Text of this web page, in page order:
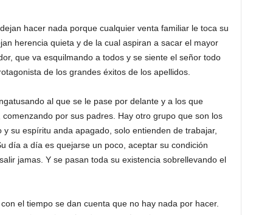
hacer nada porque cualquier venta familiar le toca su
herencia quieta y de la cual aspiran a sacar el mayor
que va esquilmando a todos y se siente el señor todo
de los grandes éxitos de los apellidos.
al que se le pase por delante y a los que
por sus padres. Hay otro grupo que son los
su espíritu anda apagado, solo entienden de trabajar,
día a día es quejarse un poco, aceptar su condición
jamas. Y se pasan toda su existencia sobrellevando el
el tiempo se dan cuenta que no hay nada por hacer.